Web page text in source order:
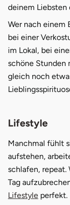
deinem Liebsten
Wer nach einem
bei einer
im Lokal, bei
schöne Stunden
gleich noch
Lifestyle
Manchmal fühlt
aufstehen,
schlafen, repeat.
Tag
Lifestyle perfekt.